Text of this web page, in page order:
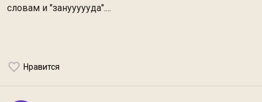
словам и "зануууууда"....
Нравится